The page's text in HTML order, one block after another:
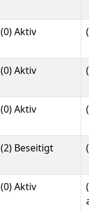
(0) Aktiv
(0) Aktiv
(0) Aktiv
(2) Beseitigt
(0) Aktiv